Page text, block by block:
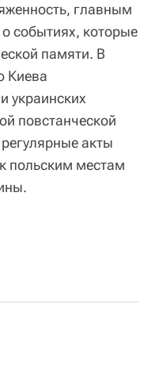
главным
событиях, которые
памяти. В
Киева
украинских
повстанческой
акты
польским местам